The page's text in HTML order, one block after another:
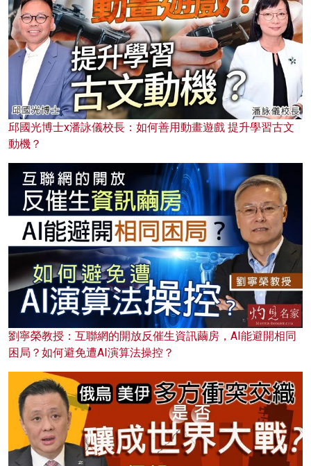
邱國光博士x潘詠儀校長：如何善用動畫遊戲 提升學習古文
動機？
劉寧榮教授：互聯網的開放反催生資訊繭房，AI能避開相同
困局？如何避免遭AI演算法操控？